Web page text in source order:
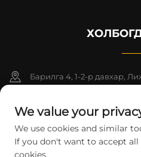
Барилга 4, 1-2-р давхар,
+86-15124919712
[email protected]
We value your
We use cookies and similar
If you don't want to accept all
cookies.